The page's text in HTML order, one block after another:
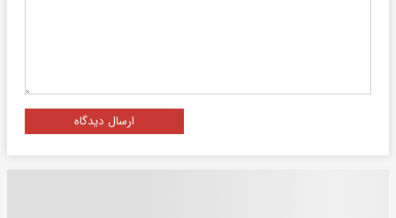
ارسال دیدگاه